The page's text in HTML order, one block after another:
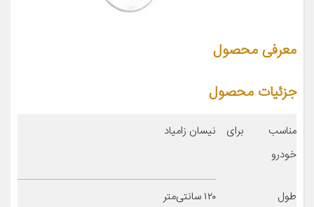
معرفی محصول
جزئیات محصول
مناسب برای
خودرو
نیسان زامیاد
طول ۱۲۰ سانتی‌متر